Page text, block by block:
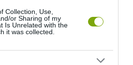
Collection, Use,
or Sharing of my
Is Unrelated with the
it was collected.
CIKK
AZ ERDEI ÁLLATOKAT?